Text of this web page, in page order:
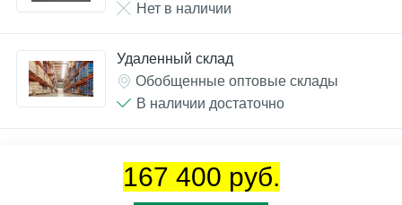
Нет в наличии
Удаленный склад
Обобщенные оптовые склады
В наличии достаточно
167 400 руб.